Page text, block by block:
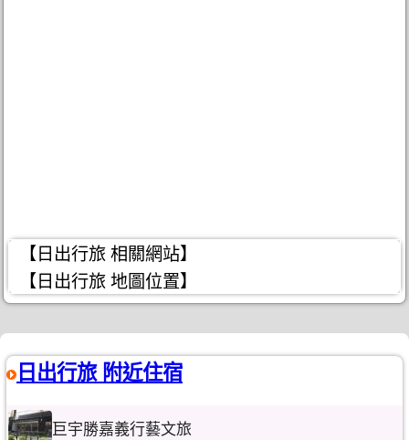
【日出行旅 相關網站】
【日出行旅 地圖位置】
日出行旅 附近住宿
巨宇勝嘉義行藝文旅